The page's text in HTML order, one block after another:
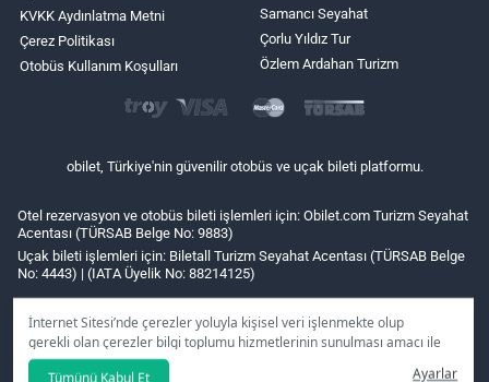
İnternet Sitesi’nde çerezler yoluyla kişisel veri işlenmekte olup
gerekli olan çerezler bilgi toplumu hizmetlerinin sunulması amacı ile
kullanılmaktadır. Tercihleriniz doğrultusunda size özel
Tümünü Kabul Et Ayarlar
KVKK Aydınlatma Metni
Çerez Politikası
Otobüs Kullanım Koşulları
Samancı Seyahat
Çorlu Yıldız Tur
Özlem Ardahan Turizm
obilet, Türkiye'nin güvenilir otobüs ve uçak bileti platformu.
Otel rezervasyon ve otobüs bileti işlemleri için: Obilet.com Turizm Seyahat
Acentası (TÜRSAB Belge No: 9883)
Uçak bileti işlemleri için: Biletall Turizm Seyahat Acentası (TÜRSAB Belge
No: 4443) | (IATA Üyelik No: 88214125)